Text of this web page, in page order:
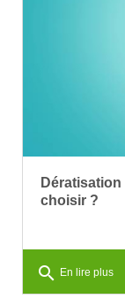
choisir ?
search En lire plus